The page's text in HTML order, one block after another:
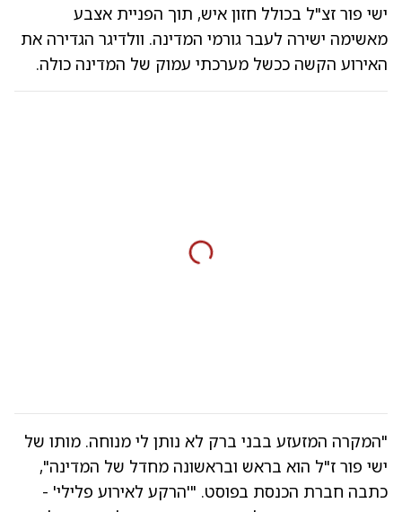
ישי פור זצ"ל בכולל חזון איש, תוך הפניית אצבע
מאשימה ישירה לעבר גורמי המדינה. וולדיגר הגדירה את
האירוע הקשה ככשל מערכתי עמוק של המדינה כולה.
"המקרה המזעזע בבני ברק לא נותן לי מנוחה. מותו של
ישי פור ז"ל הוא בראש ובראשונה מחדל של המדינה",
כתבה חברת הכנסת בפוסט. "'הרקע לאירוע פלילי' -